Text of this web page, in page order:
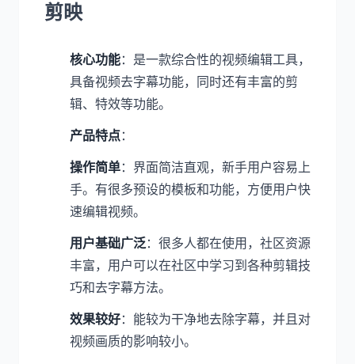
剪映
核心功能：是一款综合性的视频编辑工具，
具备视频去字幕功能，同时还有丰富的剪
辑、特效等功能。
产品特点：
操作简单：界面简洁直观，新手用户容易上
手。有很多预设的模板和功能，方便用户快
速编辑视频。
用户基础广泛：很多人都在使用，社区资源
丰富，用户可以在社区中学习到各种剪辑技
巧和去字幕方法。
效果较好：能较为干净地去除字幕，并且对
视频画质的影响较小。